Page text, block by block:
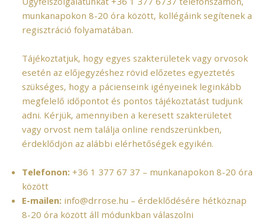
munkanapokon 8-20 óra között, kollégáink segítenek a
regisztráció folyamatában.
Tájékoztatjuk, hogy egyes szakterületek vagy orvosok
esetén az előjegyzéshez rövid előzetes egyeztetés
szükséges, hogy a pácienseink igényeinek leginkább
megfelelő időpontot és pontos tájékoztatást tudjunk
adni. Kérjük, amennyiben a keresett szakterületet
vagy orvost nem találja online rendszerünkben,
érdeklődjön az alábbi elérhetőségek egyikén.
Telefonon: +36 1 377 67 37 – munkanapokon 8-20 óra
között
E-mailen: info@drrose.hu – érdeklődésére hétköznap
8-20 óra között áll módunkban válaszolni